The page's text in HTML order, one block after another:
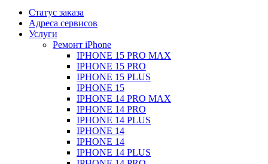
Статус заказа
Адреса сервисов
Услуги
Ремонт iPhone
IPHONE 15 PRO MAX
IPHONE 15 PRO
IPHONE 15 PLUS
IPHONE 15
IPHONE 14 PRO MAX
IPHONE 14 PRO
IPHONE 14 PLUS
IPHONE 14
IPHONE 14
IPHONE 14 PLUS